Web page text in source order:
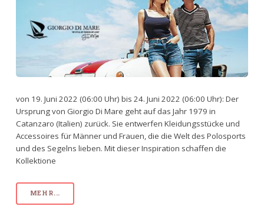
von 19. Juni 2022 (06:00 Uhr) bis 24. Juni 2022 (06:00 Uhr): Der
Ursprung von Giorgio Di Mare geht auf das Jahr 1979 in
Catanzaro (Italien) zurück. Sie entwerfen Kleidungsstücke und
Accessoires für Männer und Frauen, die die Welt des Polosports
und des Segelns lieben. Mit dieser Inspiration schaffen die
Kollektione
MEHR...